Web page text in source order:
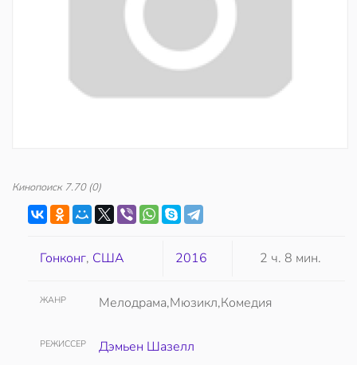
Кинопоиск 7.70(0)
Гонконг, США 2016 2 ч. 8 мин.
ЖАНР Мелодрама,Мюзикл,Комедия
РЕЖИССЕР Дэмьен Шазелл